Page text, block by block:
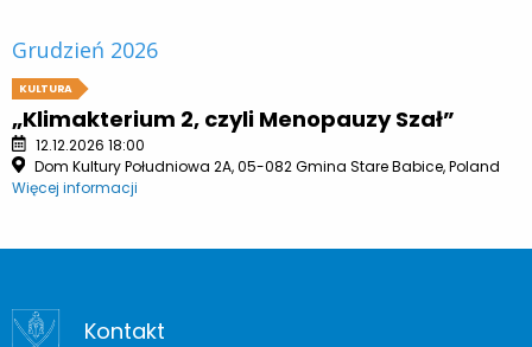
Grudzień 2026
KULTURA
„Klimakterium 2, czyli Menopauzy Szał”
12.12.2026 18:00
Dom Kultury Południowa 2A, 05-082 Gmina Stare Babice, Poland
Więcej informacji
Kontakt